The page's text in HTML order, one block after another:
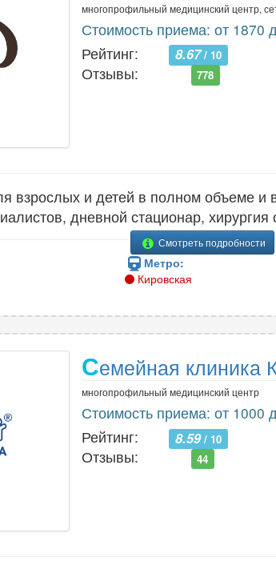
многопрофильный медицинский центр,
Стоимость приема: от 1870
Рейтинг:
8.67/ 10
Отзывы: 778
взрослых и детей в полном объеме и
дневной стационар, хирургия
Смотреть подробности
Метро:
Кировская
Семейная клиника
многопрофильный медицинский центр
Стоимость приема: от 1000
Рейтинг:
8.59/ 10
Отзывы: 44